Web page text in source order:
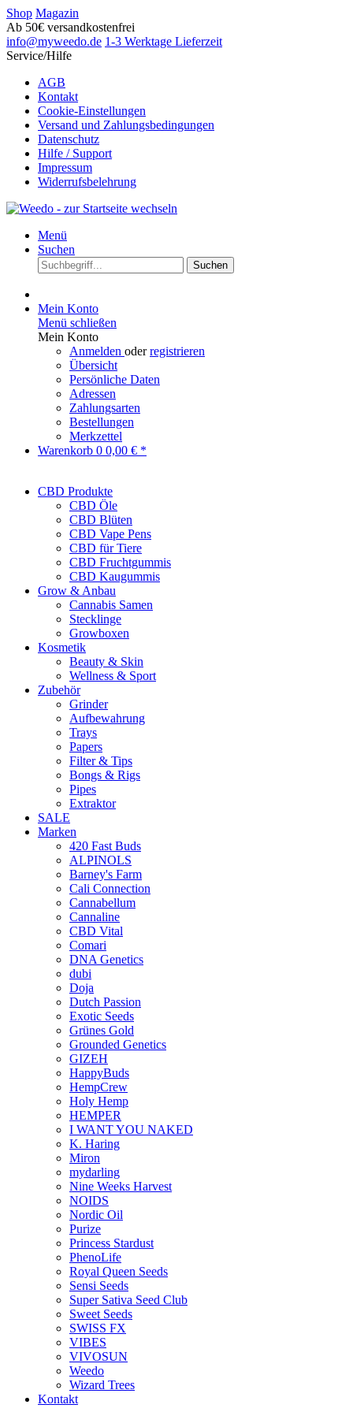
Shop Magazin
Ab 50€ versandkostenfrei
info@myweedo.de 1-3 Werktage Lieferzeit
Service/Hilfe
AGB
Kontakt
Cookie-Einstellungen
Versand und Zahlungsbedingungen
Datenschutz
Hilfe / Support
Impressum
Widerrufsbelehrung
Menü
Suchen
Suchen
Mein Konto
Menü schließen
Mein Konto
Anmelden oderregistrieren
Übersicht
Persönliche Daten
Adressen
Zahlungsarten
Bestellungen
Merkzettel
Warenkorb 0 0,00 € *
CBD Produkte
CBD Öle
CBD Blüten
CBD Vape Pens
CBD für Tiere
CBD Fruchtgummis
CBD Kaugummis
Grow & Anbau
Cannabis Samen
Stecklinge
Growboxen
Kosmetik
Beauty & Skin
Wellness & Sport
Zubehör
Grinder
Aufbewahrung
Trays
Papers
Filter & Tips
Bongs & Rigs
Pipes
Extraktor
SALE
Marken
420 Fast Buds
ALPINOLS
Barney's Farm
Cali Connection
Cannabellum
Cannaline
CBD Vital
Comari
DNA Genetics
dubi
Doja
Dutch Passion
Exotic Seeds
Grünes Gold
Grounded Genetics
GIZEH
HappyBuds
HempCrew
Holy Hemp
HEMPER
I WANT YOU NAKED
K. Haring
Miron
mydarling
Nine Weeks Harvest
NOIDS
Nordic Oil
Purize
Princess Stardust
PhenoLife
Royal Queen Seeds
Sensi Seeds
Super Sativa Seed Club
Sweet Seeds
SWISS FX
VIBES
VIVOSUN
Weedo
Wizard Trees
Kontakt